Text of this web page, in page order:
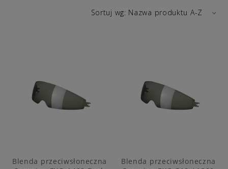
Sortuj wg: Nazwa produktu A-Z
Blenda przeciwsłoneczna
Blenda przeciwsłoneczna